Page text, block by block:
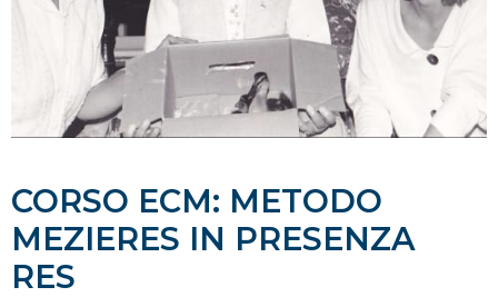
CORSO ECM: METODO
MEZIERES IN PRESENZA
RES